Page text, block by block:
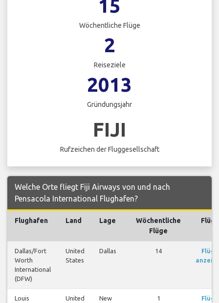
15
Wöchentliche Flüge
2
Reiseziele
2013
Gründungsjahr
FIJI
Rufzeichen der Fluggesellschaft
Welche Orte fliegt Fiji Airways von und nach
Pensacola International Flughafen?
Flughafen Land Lage
Wöchentliche
Flüge
Flüge
Dallas/Fort
Worth
International
(DFW)
United
States
Dallas 14
Flüge
Louis
United
New
1
Flüge